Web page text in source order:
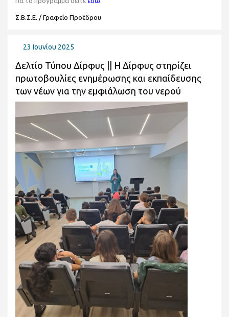
Σ.Β.Σ.Ε. / Γραφείο Προέδρου
23 Ιουνίου 2025
Δελτίο Τύπου Δίρφυς || Η Δίρφυς στηρίζει
πρωτοβουλίες ενημέρωσης και εκπαίδευσης
των νέων για την εμφιάλωση του νερού